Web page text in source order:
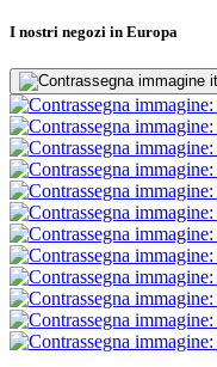
I nostri negozi in Europa